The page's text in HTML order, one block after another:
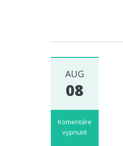
Osičkovi
AUG
08
Komentáre
vypnuté